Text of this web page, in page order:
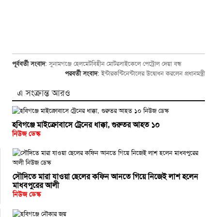
পূর্ববর্তী সংবাদ:সুনামগঞ্জে হেলমেটবিহীন মোটরসাইকেলে পেট্রোল দেয়া বন্ধ
পরবর্তী সংবাদ:ইন্টারকন্টিনেন্টালের উদ্বোধন করলেন প্রধানমন্ত্রী
এ সংক্রান্ত আরও
হবিগঞ্জে মাইক্রোবাসে ট্রেনের ধাক্কা, গুরুতর আহত ১০
নিউজ ডেস্ক
সৌদিতে মারা যাওয়া ছেলের কফিন আনতে গিয়ে নিজেই লাশ হলেন
মাধবপুরের আলী
নিউজ ডেস্ক